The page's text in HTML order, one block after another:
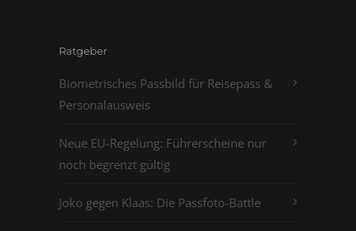
Ratgeber
Biometrisches Passbild für Reisepass &
Personalausweis
Neue EU-Regelung: Führerscheine nur
noch begrenzt gültig
Joko gegen Klaas: Die Passfoto-Battle